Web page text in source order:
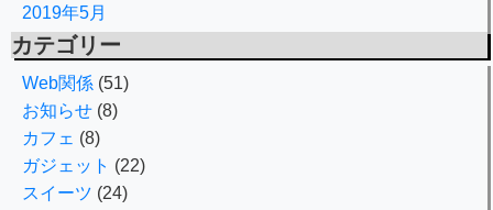
2019年5月
カテゴリー
Web関係 (51)
お知らせ (8)
カフェ (8)
ガジェット (22)
スイーツ (24)